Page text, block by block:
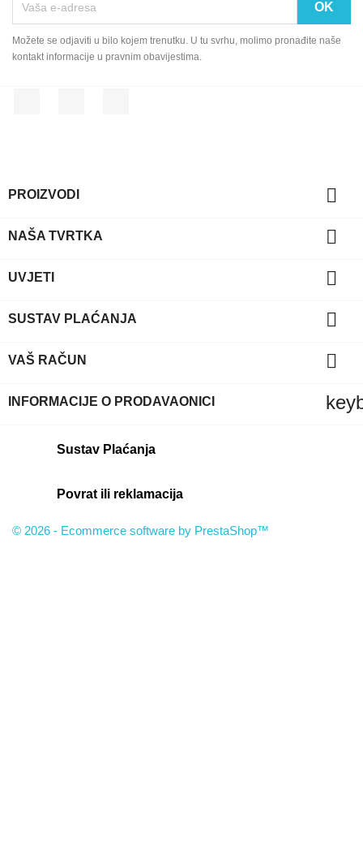
Možete se odjaviti u bilo kojem trenutku. U tu svrhu, molimo pronađite naše
kontakt informacije u pravnim obavijestima.
PROIZVODI 
NAŠA TVRTKA 
UVJETI 
SUSTAV PLAĆANJA 
VAŠ RAČUN 
INFORMACIJE O PRODAVAONICI
Sustav Plaćanja
Povrat ili reklamacija
© 2026 - Ecommerce software by PrestaShop™